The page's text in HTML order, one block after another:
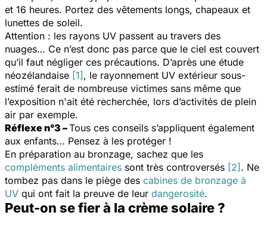
et 16 heures. Portez des vêtements longs, chapeaux et
lunettes de soleil.
Attention : les rayons UV passent au travers des
nuages… Ce n’est donc pas parce que le ciel est couvert
qu’il faut négliger ces précautions. D’après une étude
néozélandaise [1], le rayonnement UV extérieur sous-
estimé ferait de nombreuse victimes sans même que
l’exposition n'ait été recherchée, lors d’activités de plein
air par exemple.
Réflexe n°3 –Tous ces conseils s’appliquent également
aux enfants… Pensez à les protéger !
En préparation au bronzage, sachez que les
compléments alimentaires sont très controversés [2]. Ne
tombez pas dans le piège des cabines de bronzage à
UV qui ont fait la preuve de leur dangerosité.
Peut-on se fier à la crème solaire ?